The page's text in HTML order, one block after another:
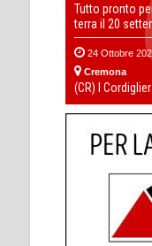
Tutto pronto
terra il 20
24 Ottobre
Cremona
(CR) I